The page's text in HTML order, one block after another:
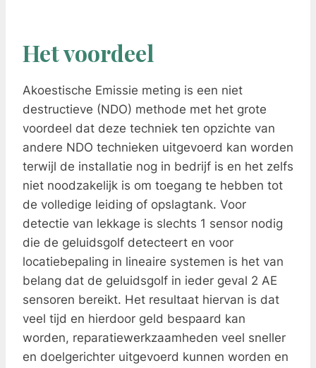
Het voordeel
Akoestische Emissie meting is een niet
destructieve (NDO) methode met het grote
voordeel dat deze techniek ten opzichte van
andere NDO technieken uitgevoerd kan worden
terwijl de installatie nog in bedrijf is en het zelfs
niet noodzakelijk is om toegang te hebben tot
de volledige leiding of opslagtank. Voor
detectie van lekkage is slechts 1 sensor nodig
die de geluidsgolf detecteert en voor
locatiebepaling in lineaire systemen is het van
belang dat de geluidsgolf in ieder geval 2 AE
sensoren bereikt. Het resultaat hiervan is dat
veel tijd en hierdoor geld bespaard kan
worden, reparatiewerkzaamheden veel sneller
en doelgerichter uitgevoerd kunnen worden en